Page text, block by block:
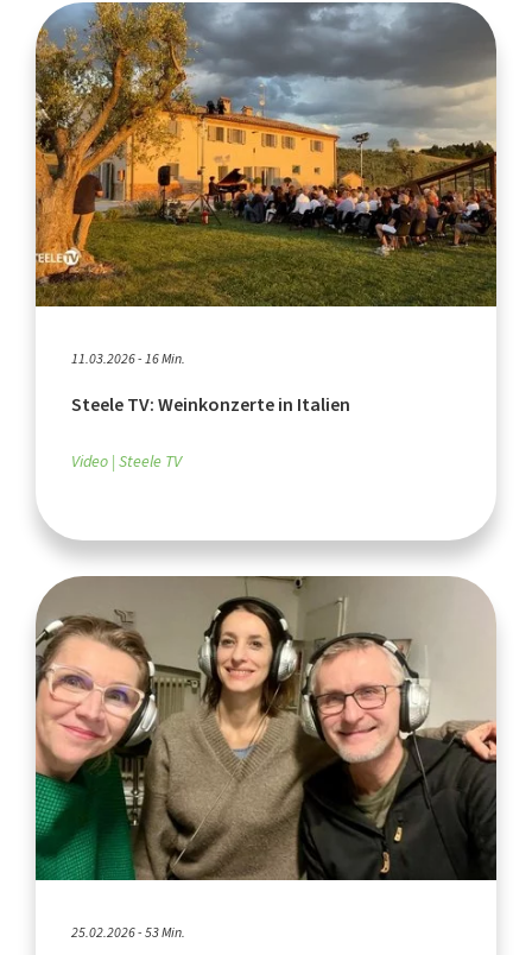
11.03.2026 - 16 Min.
Steele TV: Weinkonzerte in Italien
Video Steele TV
25.02.2026 - 53 Min.